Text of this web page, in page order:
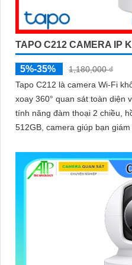
TAPO C212 CAMERA IP
5%-35%
1,180,000 ₫
Tapo C212 là camera Wi-Fi
xoay 360° quan sát toàn diện và
tính năng đàm thoại 2 chiều,
512GB, camera giúp bạn